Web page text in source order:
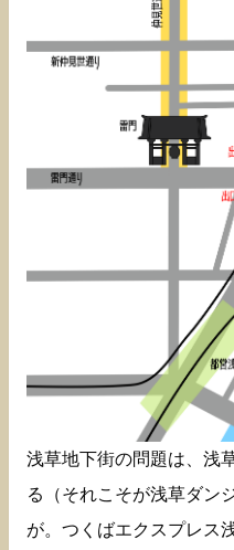
浅草地下街の問題は、浅
る（それこそが浅草ダン
が。つくばエクスプレス